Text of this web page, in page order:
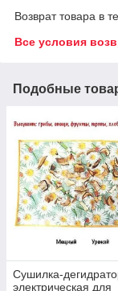
Возврат товара в
Все условия
Подобные
Сушилка-
электрическая для